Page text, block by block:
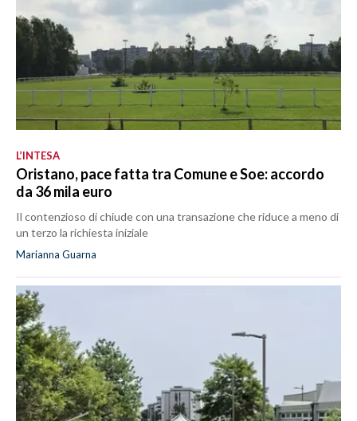
L’INTESA
Oristano, pace fatta tra Comune e Soe: accordo
da 36 mila euro
Il contenzioso di chiude con una transazione che riduce a meno di
un terzo la richiesta iniziale
Marianna Guarna